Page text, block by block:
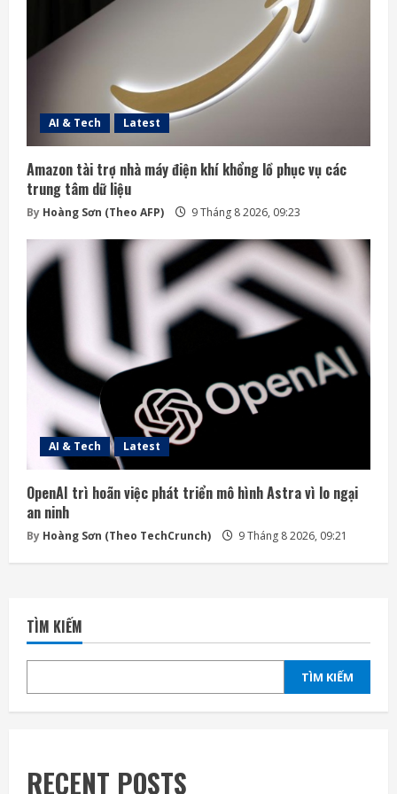
AI & Tech Latest
Amazon tài trợ nhà máy điện khí khổng lồ phục vụ các
trung tâm dữ liệu
By Hoàng Sơn (Theo AFP) 9 Tháng 8 2026, 09:23
AI & Tech Latest
OpenAI trì hoãn việc phát triển mô hình Astra vì lo ngại
an ninh
By Hoàng Sơn (Theo TechCrunch) 9 Tháng 8 2026, 09:21
TÌM KIẾM
TÌM KIẾM
RECENT POSTS